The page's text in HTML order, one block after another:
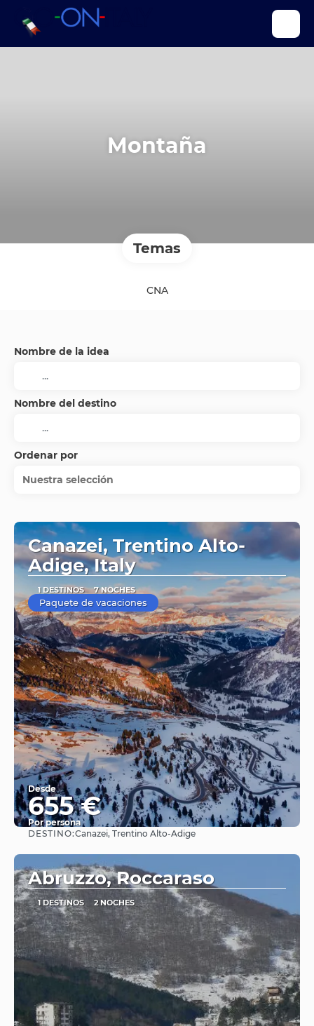
Montaña
Temas
CNA
Nombre de la idea
Nombre del destino
Ordenar por
Nuestra selección
Canazei, Trentino Alto-
Adige, Italy
1 DESTINOS 7 NOCHES
Paquete de vacaciones
Desde
655 €
Por persona
DESTINO:Canazei, Trentino Alto-Adige
Abruzzo, Roccaraso
1 DESTINOS 2 NOCHES